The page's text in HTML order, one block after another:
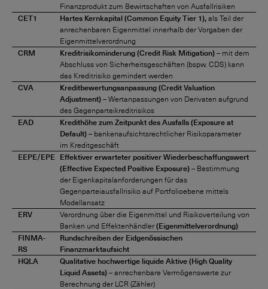
Finanzprodukt zum Bewirtschaften von Ausfallrisiken
CET1
Hartes Kernkapital (Common Equity Tier 1),als Teil der
anrechenbaren Eigenmittel innerhalb der Vorgaben der
Eigenmittelverordnung
CRM
Kreditrisikominderung (Credit Risk Mitigation)– mit dem
Abschluss von Sicherheitsgeschäften (bspw. CDS) kann
das Kreditrisiko gemindert werden
CVA
Kreditbewertungsanpassung (Credit Valuation
Adjustment)– Wertanpassungen von Derivaten aufgrund
des Gegenparteikreditrisikos
EAD
Kredithöhe zum Zeitpunkt des Ausfalls (Exposure at
Default)– bankenaufsichtsrechtlicher Risikoparameter
im Kreditgeschäft
EEPE/EPE
Effektiver erwarteter positiver Wiederbeschaffungswert
(Effective Expected Positive Exposure)– Bestimmung
der Eigenkapitalanforderungen für das
Gegenparteiausfallrisiko auf Portfolioebene mittels
Modellansatz
ERV
Verordnung über die Eigenmittel und Risikoverteilung von
Banken und Effektenhändler(Eigenmittelverordnung)
FINMA-
RS
Rundschreiben der Eidgenössischen
Finanzmarktaufsicht
HQLA
Qualitative hochwertige liquide Aktive (High Quality
Liquid Assets)– anrechenbare Vermögenswerte zur
Berechnung der LCR (Zähler)